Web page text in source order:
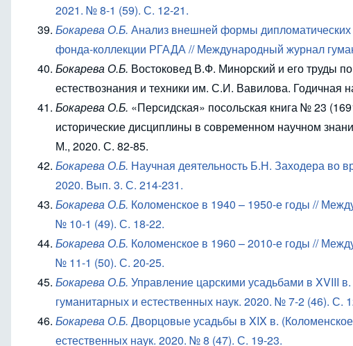
2021. № 8-1 (59). С. 12-21.
Бокарева О.Б. Анализ внешней формы дипломатических
фонда-коллекции РГАДА // Международный журнал
Бокарева О.Б. Востоковед В.Ф. Минорский и его труды
естествознания и техники им. С.И. Вавилова. Годичная
Бокарева О.Б. «Персидская» посольская книга № 23
исторические дисциплины в современном научном
М., 2020. С. 82-85.
Бокарева О.Б. Научная деятельность Б.Н. Заходера во
2020. Вып. 3. С. 214-231.
Бокарева О.Б. Коломенское в 1940 – 1950-е годы //
№ 10-1 (49). С. 18-22.
Бокарева О.Б. Коломенское в 1960 – 2010-е годы //
№ 11-1 (50). С. 20-25.
Бокарева О.Б. Управление царскими усадьбами в XVIII
гуманитарных и естественных наук. 2020. № 7-2 (46). С.
Бокарева О.Б. Дворцовые усадьбы в XIX в.
естественных наук. 2020. № 8 (47). С. 19-23.